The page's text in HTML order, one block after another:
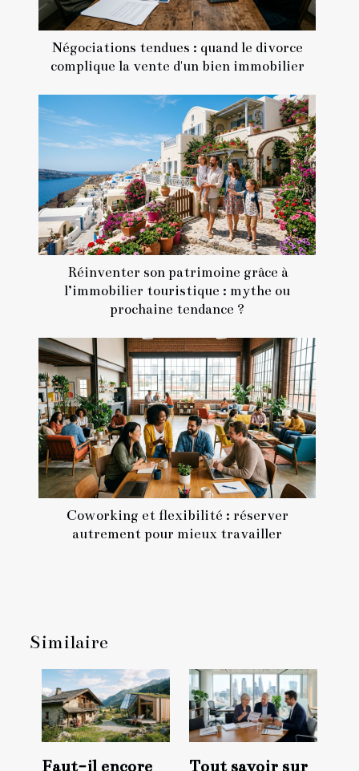
Négociations tendues : quand le divorce
complique la vente d'un bien immobilier
Réinventer son patrimoine grâce à
l’immobilier touristique : mythe ou
prochaine tendance ?
Coworking et flexibilité : réserver
autrement pour mieux travailler
Similaire
Faut-il encore
Tout savoir sur